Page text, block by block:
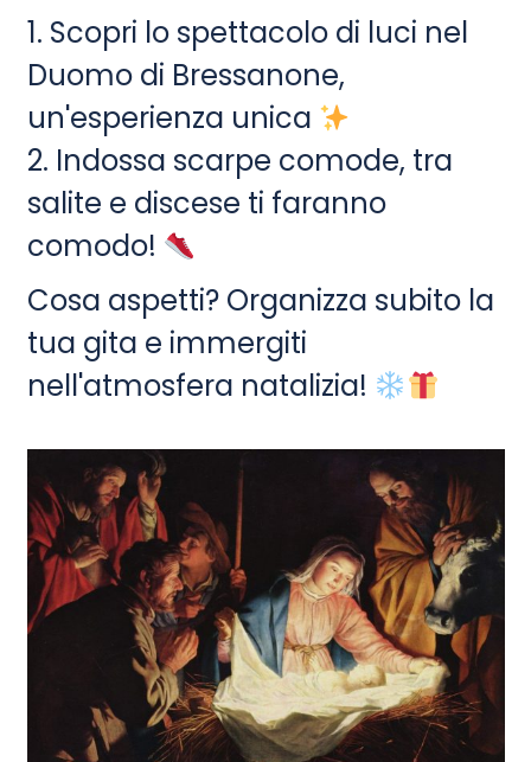
1. Scopri lo spettacolo di luci nel
Duomo di Bressanone,
un'esperienza unica
2. Indossa scarpe comode, tra
salite e discese ti faranno
comodo!
Cosa aspetti? Organizza subito la
tua gita e immergiti
nell'atmosfera natalizia!